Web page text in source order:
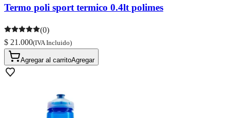
Termo poli sport termico 0.4lt polimes
(0)
$ 21.000(IVA Incluido)
Agregar al carritoAgregar